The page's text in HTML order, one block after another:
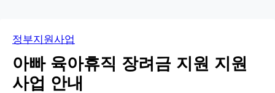
정부지원사업
아빠 육아휴직 장려금 지원 지원
사업 안내